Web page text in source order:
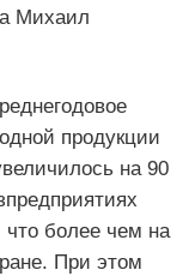
Михаил
продукции
на 90
что более чем на
При этом